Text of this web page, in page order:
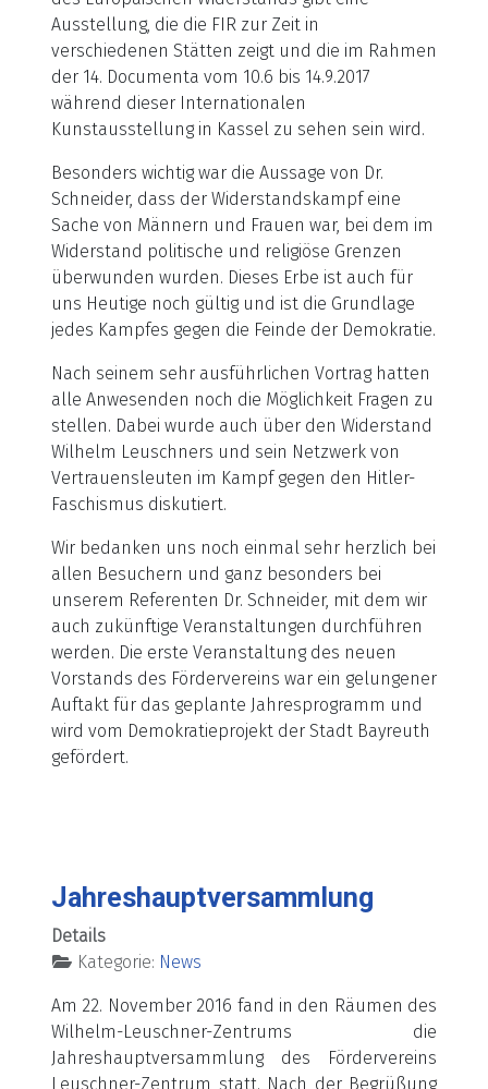
Ausstellung, die die FIR zur Zeit in
verschiedenen Stätten zeigt und die im Rahmen
der 14. Documenta vom 10.6 bis 14.9.2017
während dieser Internationalen
Kunstausstellung in Kassel zu sehen sein wird.
Besonders wichtig war die Aussage von Dr.
Schneider, dass der Widerstandskampf eine
Sache von Männern und Frauen war, bei dem im
Widerstand politische und religiöse Grenzen
überwunden wurden. Dieses Erbe ist auch für
uns Heutige noch gültig und ist die Grundlage
jedes Kampfes gegen die Feinde der Demokratie.
Nach seinem sehr ausführlichen Vortrag hatten
alle Anwesenden noch die Möglichkeit Fragen zu
stellen. Dabei wurde auch über den Widerstand
Wilhelm Leuschners und sein Netzwerk von
Vertrauensleuten im Kampf gegen den Hitler-
Faschismus diskutiert.
Wir bedanken uns noch einmal sehr herzlich bei
allen Besuchern und ganz besonders bei
unserem Referenten Dr. Schneider, mit dem wir
auch zukünftige Veranstaltungen durchführen
werden. Die erste Veranstaltung des neuen
Vorstands des Fördervereins war ein gelungener
Auftakt für das geplante Jahresprogramm und
wird vom Demokratieprojekt der Stadt Bayreuth
gefördert.
Jahreshauptversammlung
Details
Kategorie: News
Am 22. November 2016 fand in den Räumen des
Wilhelm-Leuschner-Zentrums die
Jahreshauptversammlung des Fördervereins
Leuschner-Zentrum statt. Nach der Begrüßung